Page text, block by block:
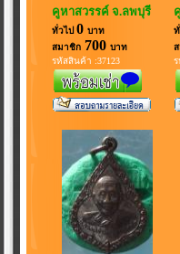
คูหาสวรรค์ จ.ลพบุรี
ทั่วไป 0 บาท
สมาชิก 700 บาท
รหัสสินค้า :37123